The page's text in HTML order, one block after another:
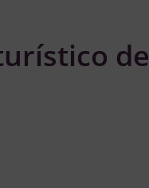
de